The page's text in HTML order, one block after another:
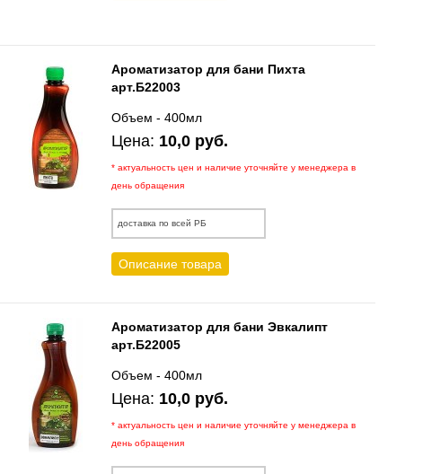
Ароматизатор для бани Пихта
арт.Б22003
Объем - 400мл
Цена: 10,0 руб.
* актуальность цен и наличие уточняйте у менеджера в
день обращения
доставка по всей РБ
Описание товара
Ароматизатор для бани Эвкалипт
арт.Б22005
Объем - 400мл
Цена: 10,0 руб.
* актуальность цен и наличие уточняйте у менеджера в
день обращения